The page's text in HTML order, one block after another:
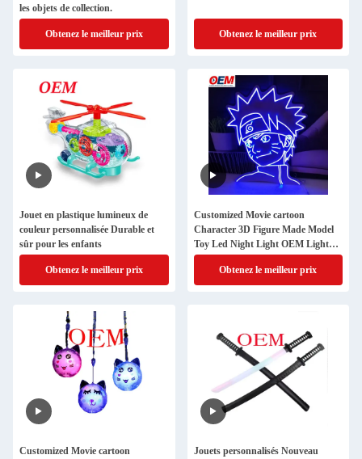
les objets de collection.
Obtenez le meilleur prix Obtenez le meilleur prix
Jouet en plastique lumineux de
couleur personnalisée Durable et
sûr pour les enfants
Obtenez le meilleur prix
Customized Movie cartoon
Character 3D Figure Made Model
Toy Led Night Light OEM Light
Toy Manufacturer
Obtenez le meilleur prix
Customized Movie cartoon
Jouets personnalisés Nouveau